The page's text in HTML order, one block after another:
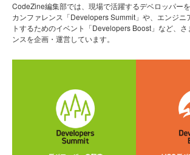
CodeZine編集部では、現場で活躍するデベロッパー
カンファレンス「Developers Summit」や、エンジニ
トするためのイベント「Developers Boost」など、
ンスを企画・運営しています。